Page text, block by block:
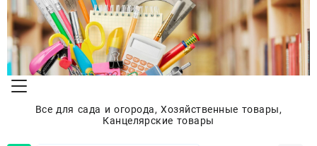
Перейти
содержимому
Все для сада и огорода, Хозяйственные товары,
Канцелярские товары